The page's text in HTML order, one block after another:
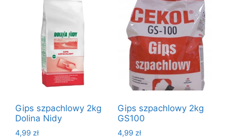
Gips szpachlowy 2kg
Dolina Nidy
4,99 zł
Gips szpachlowy 2kg
GS100
4,99 zł